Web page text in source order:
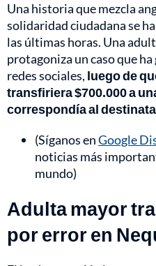
Una historia que mezcla
solidaridad ciudadana se
las últimas horas. Una
protagoniza un caso que
redes sociales, luego de
transfiriera $700.000 a
correspondía al
(Síganos enGoogle
noticias más
mundo)
Adulta mayor
por error en